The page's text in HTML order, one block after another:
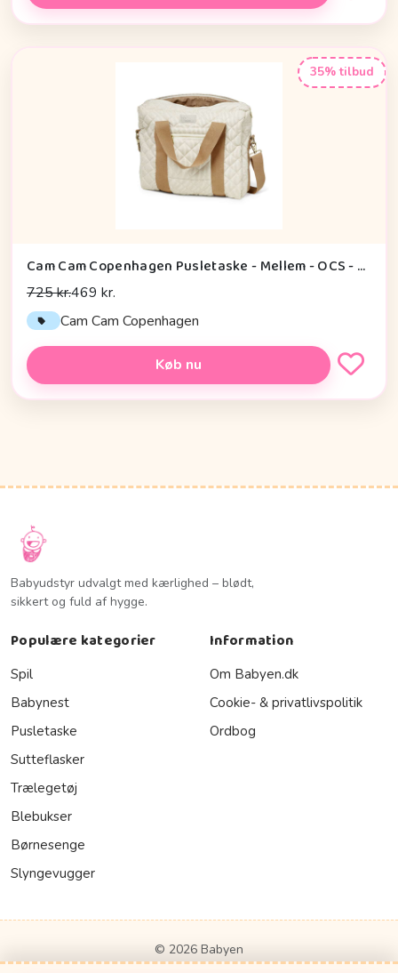
35% tilbud
Cam Cam Copenhagen Pusletaske - Mellem - OCS - Classic Stripes Camel
725 kr.469 kr.
Cam Cam Copenhagen
Køb nu
Babyudstyr udvalgt med kærlighed – blødt,
sikkert og fuld af hygge.
Populære kategorier
Spil
Babynest
Pusletaske
Sutteflasker
Trælegetøj
Blebukser
Børnesenge
Slyngevugger
Information
Om Babyen.dk
Cookie- & privatlivspolitik
Ordbog
© 2026 Babyen